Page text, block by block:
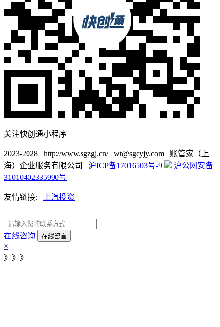
关注快创通小程序
2023-2028 http://www.sgzgj.cn/ wt@sgcyjy.com 账管家（上
海）企业服务有限公司 沪ICP备17016503号-9
沪公网安备
31010402335990号
友情链接: 上汽投资
在线咨询
×
》》》